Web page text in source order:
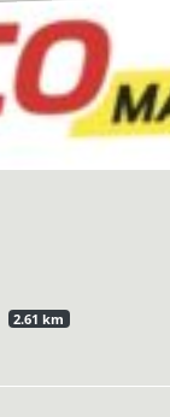
2.61 km